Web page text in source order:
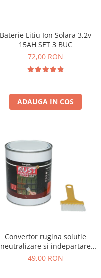
Baterie Litiu Ion Solara 3,2v
15AH SET 3 BUC
72,00 RON
ADAUGA IN COS
Convertor rugina solutie
neutralizare si indepartare
rugina 750g
49,00 RON